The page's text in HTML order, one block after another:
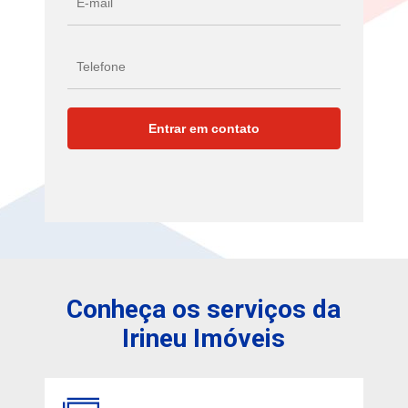
Conheça os serviços da
Irineu Imóveis